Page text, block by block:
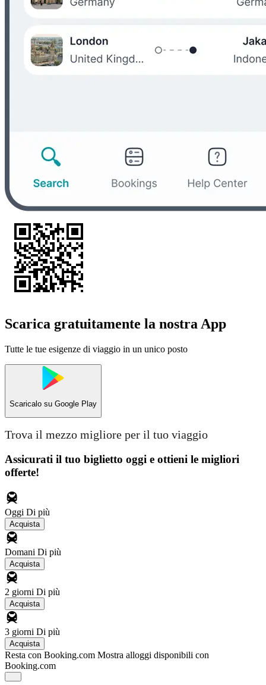
Scarica gratuitamente la nostra App
Tutte le tue esigenze di viaggio in un unico posto
Scaricalo su Google Play
Trova il mezzo migliore per il tuo viaggio
Assicurati il ​​tuo biglietto oggi e ottieni le migliori
offerte!
Oggi Di più
Acquista
Domani Di più
Acquista
2 giorni Di più
Acquista
3 giorni Di più
Acquista
Resta con Booking.com Mostra alloggi disponibili con
Booking.com